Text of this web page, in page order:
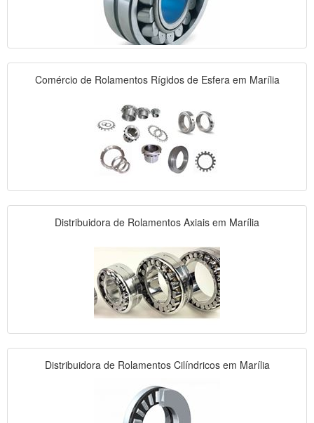
Comércio de Rolamentos Rígidos de Esfera em Marília
Distribuidora de Rolamentos Axiais em Marília
Distribuidora de Rolamentos Cilíndricos em Marília